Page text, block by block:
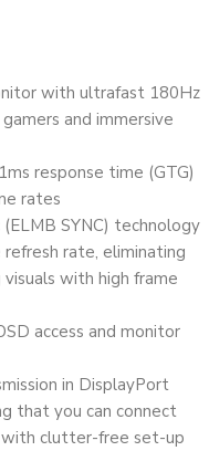
with ultrafast 180Hz
and immersive
response time (GTG)
rates
SYNC) technology
rate, eliminating
with high frame
access and monitor
in DisplayPort
that you can connect
with clutter-free set-up